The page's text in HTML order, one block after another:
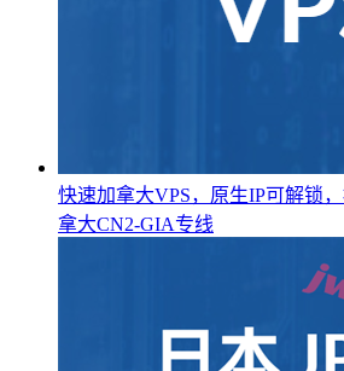
快速加拿大VPS，原生IP可解锁
拿大CN2-GIA专线